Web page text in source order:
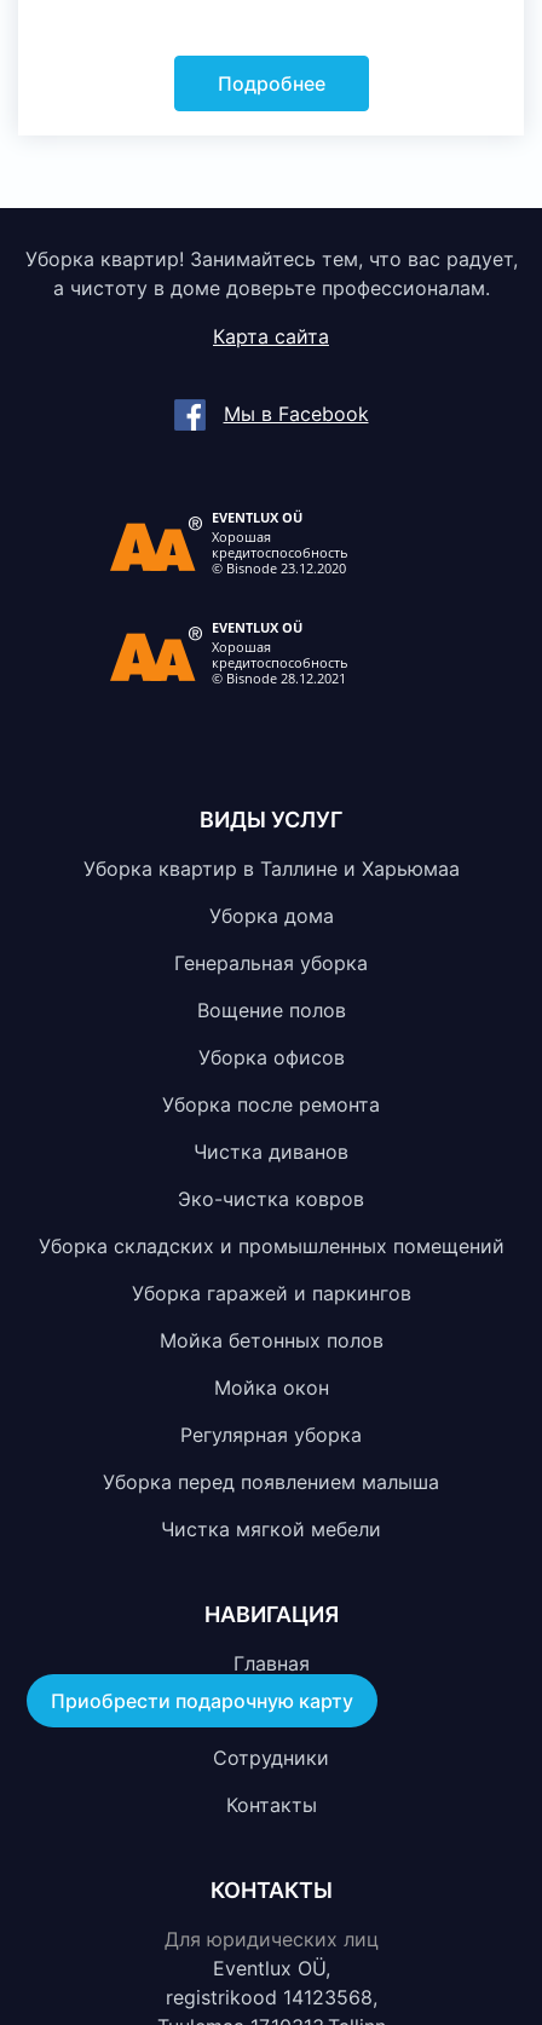
Подробнее
Уборка квартир! Занимайтесь тем, что вас радует,
а чистоту в доме доверьте профессионалам.
Карта сайта
Мы в Facebook
ВИДЫ УСЛУГ
Уборка квартир в Таллине и Харьюмаа
Уборка дома
Генеральная уборка
Вощение полов
Уборка офисов
Уборка после ремонта
Чистка диванов
Эко-чистка ковров
Уборка складских и промышленных помещений
Уборка гаражей и паркингов
Мойка бетонных полов
Мойка окон
Регулярная уборка
Уборка перед появлением малыша
Чистка мягкой мебели
НАВИГАЦИЯ
Главная
О компании
Сотрудники
Контакты
КОНТАКТЫ
Для юридических лиц
Eventlux OÜ,
registrikood 14123568,
Приобрести подарочную карту